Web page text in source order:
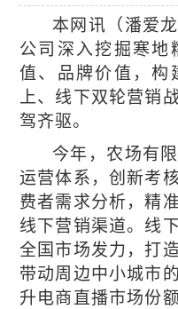
本网讯（潘爱
公司 深入挖掘寒地
值、品牌价值，构
上、线下双轮营销
驾齐驱。
今年，农场有
运营体系，创新考
费者需求分析，精
线下营销渠道。线
全国市场发力，打
带动周边中小城市
升电商直播市场份